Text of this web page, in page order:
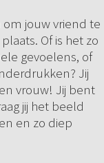
om jouw vriend te
Of is het zo
gevoelens, of
Jij
vrouw! Jij bent
jij het beeld
en zo diep